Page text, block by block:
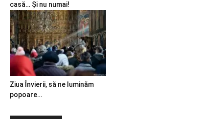
casă… Și nu numai!
Ziua Învierii, să ne luminăm
popoare…